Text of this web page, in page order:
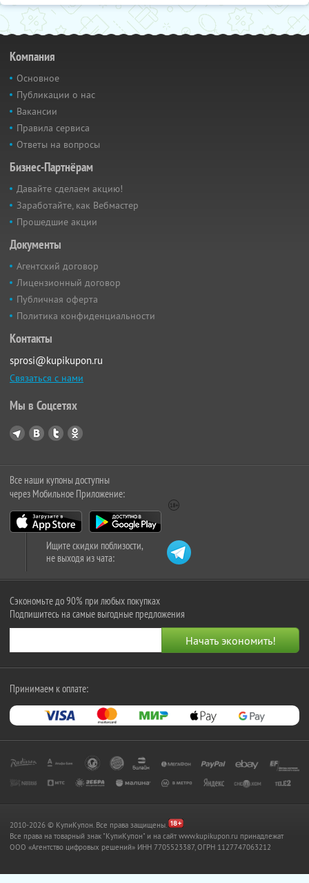
Компания
Основное
Публикации о нас
Вакансии
Правила сервиса
Ответы на вопросы
Бизнес-Партнёрам
Давайте сделаем акцию!
Заработайте, как Вебмастер
Прошедшие акции
Документы
Агентский договор
Лицензионный договор
Публичная оферта
Политика конфиденциальности
Контакты
sprosi@kupikupon.ru
Связаться с нами
Мы в Соцсетях
Все наши купоны доступны
через Мобильное Приложение:
Ищите скидки поблизости,
не выходя из чата:
Сэкономьте до 90% при любых покупках
Подпишитесь на самые выгодные предложения
Принимаем к оплате:
2010-2026 © КупиКупон. Все права защищены.
Все права на товарный знак "КупиКупон" и на сайт www.kupikupon.ru принадлежат
OOO «Агентство цифровых решений» ИНН 7705523387, ОГРН 1127747063212